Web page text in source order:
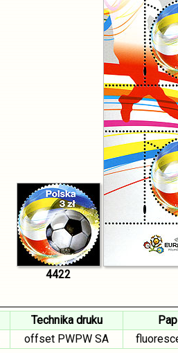
4422
Technika druku
offset PWPW SA